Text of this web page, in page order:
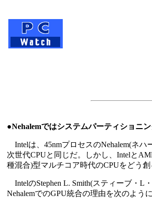
●Nehalemではシステムパーティショニ
Intelは、45nmプロセスのNehalem(ネ
次世代CPUと同じだ。しかし、Intelと
種混合)型マルチコア時代のCPUをどう
IntelのStephen L. Smith(スティーブ・L・
NehalemでのGPU統合の理由を次のよう